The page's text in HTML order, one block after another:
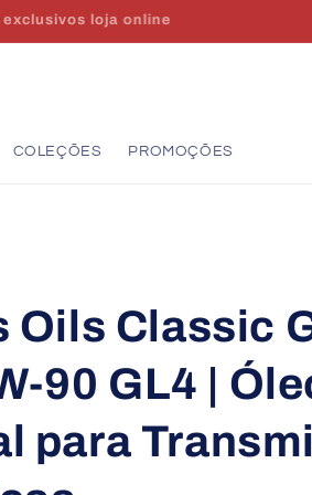
COLEÇÕES PROMOÇÕES
Oils Classic
90 GL4 |
para